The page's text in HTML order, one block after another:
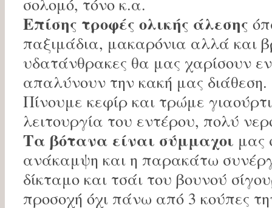
Επίσης τροφές ολικής άλεσης
παξιμάδια, μακαρόνια αλλά και
υδατάνθρακες θα μας χαρίσουν
απαλύνουν την κακή μας διάθεση.
Πίνουμε κεφίρ και τρώμε
λειτουργία του εντέρου, πολύ
Tα βότανα είναι σύμμαχοι μας
ανάκαμψη και η παρακάτω
δίκταμο και τσάι του βουνού
προσοχή όχι πάνω από 3 κούπες